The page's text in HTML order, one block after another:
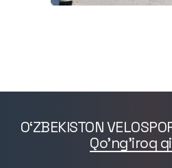
O‘ZBEKISTON
Qo'ng'iroq